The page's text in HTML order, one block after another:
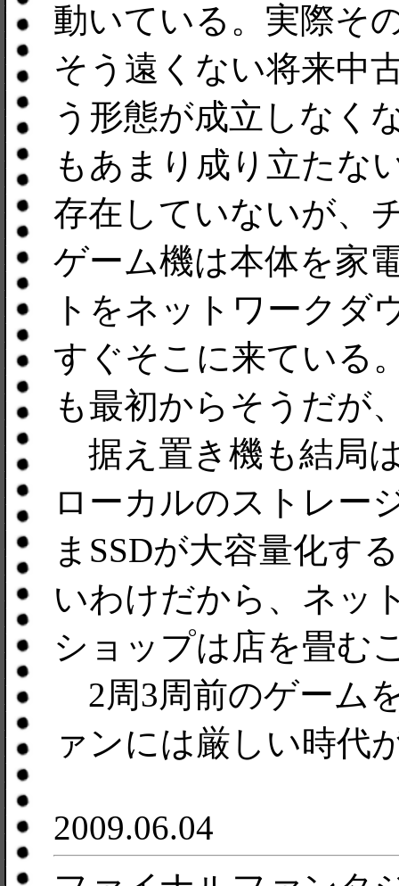
動いている。実際そ
そう遠くない将来中
う形態が成立しなく
もあまり成り立たな
存在していないが、
ゲーム機は本体を家
トをネットワークダ
すぐそこに来ている
も最初からそうだが
据え置き機も結局
ローカルのストレー
まSSDが大容量化す
いわけだから、ネッ
ショップは店を畳む
2周3周前のゲーム
ァンには厳しい時代
2009.06.04